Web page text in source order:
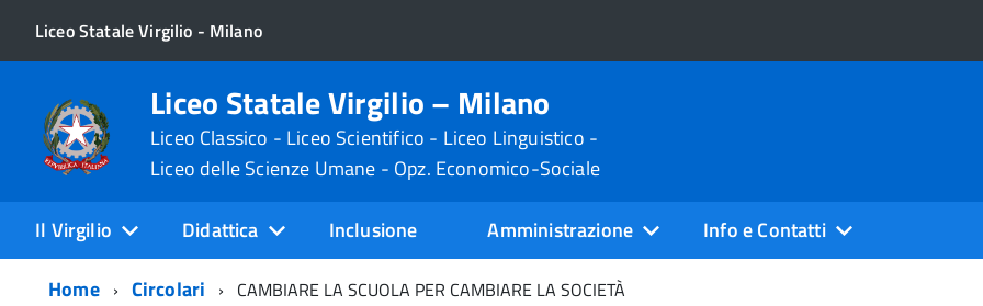
Liceo Statale Virgilio - Milano
Liceo Statale Virgilio – Milano
Liceo Classico - Liceo Scientifico - Liceo Linguistico -
Liceo delle Scienze Umane - Opz. Economico-Sociale
Il Virgilio Didattica Inclusione Amministrazione
Info e Contatti
Home
Circolari CAMBIARE LA SCUOLA PER CAMBIARE LA SOCIETÀ